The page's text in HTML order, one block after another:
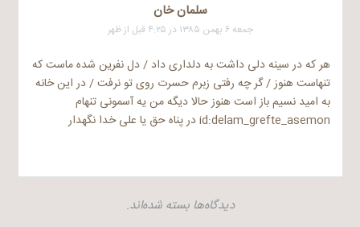
سلمان خان
جمعه ۶ بهمن ۱۳۸۵ در ۴:۲۵ قبل از ظهر
هر که در سینه دلی داشت به دلداری داد / دل نفرین شده ماست که
تنهاست هنوز / گر چه رفتی زبرم حسرت روی تو نرفت / در این خانه
به امید نسیم باز است هنوز حالا دیگه من یه آسمونی تنهام
id:delam_grefte_asemon در پناه حق یا علی خدا نگهدار
دیدگاه‌ها بسته شده‌اند.